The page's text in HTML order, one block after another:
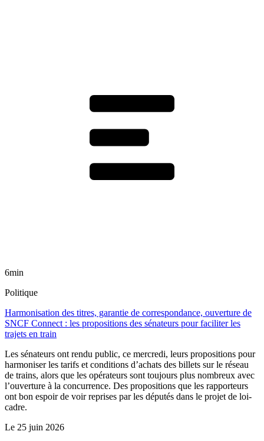
6min
Politique
Harmonisation des titres, garantie de correspondance, ouverture de
SNCF Connect : les propositions des sénateurs pour faciliter les
trajets en train
Les sénateurs ont rendu public, ce mercredi, leurs propositions pour
harmoniser les tarifs et conditions d’achats des billets sur le réseau
de trains, alors que les opérateurs sont toujours plus nombreux avec
l’ouverture à la concurrence. Des propositions que les rapporteurs
ont bon espoir de voir reprises par les députés dans le projet de loi-
cadre.
Le 25 juin 2026